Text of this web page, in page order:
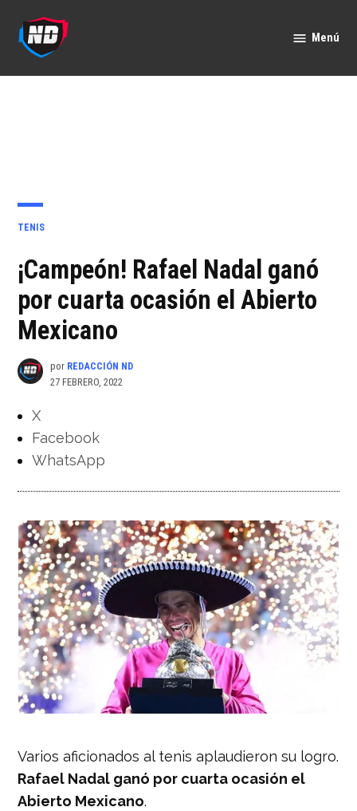
contenido
Menú
PUBLICADO
TENIS
¡Campeón! Rafael Nadal ganó
por cuarta ocasión el Abierto
Mexicano
por REDACCIÓN ND
27 FEBRERO, 2022
X
Facebook
WhatsApp
Varios aficionados al tenis aplaudieron su logro.
Rafael Nadal ganó por cuarta ocasión el
Abierto Mexicano.